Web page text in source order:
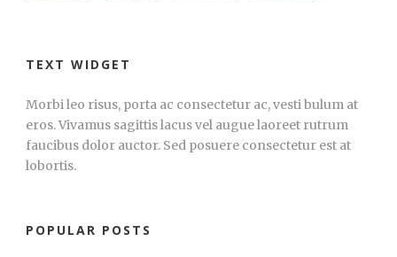
TEXT WIDGET
Morbi leo risus, porta ac consectetur ac, vesti bulum at
eros. Vivamus sagittis lacus vel augue laoreet rutrum
faucibus dolor auctor. Sed posuere consectetur est at
lobortis.
POPULAR POSTS